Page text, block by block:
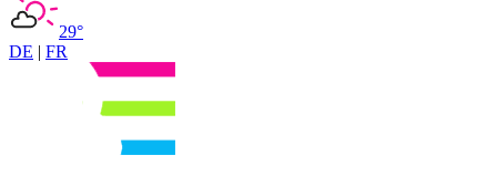
29°
DE | FR